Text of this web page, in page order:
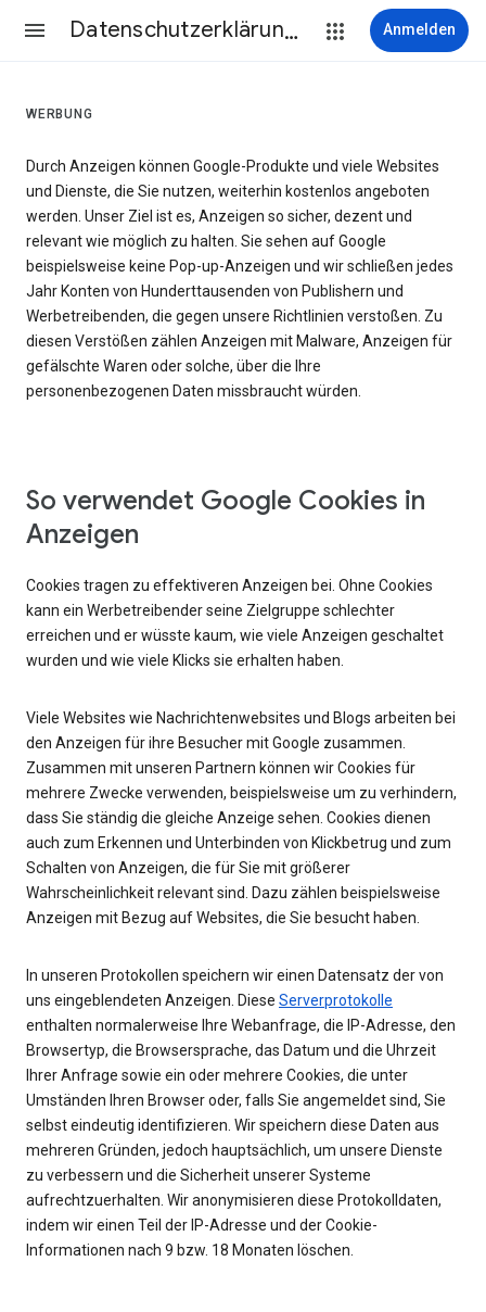
Datenschutzerklärung & Nutzungsbedingungen Anmelden
WERBUNG
Durch Anzeigen können Google-Produkte und viele Websites
und Dienste, die Sie nutzen, weiterhin kostenlos angeboten
werden. Unser Ziel ist es, Anzeigen so sicher, dezent und
relevant wie möglich zu halten. Sie sehen auf Google
beispielsweise keine Pop-up-Anzeigen und wir schließen jedes
Jahr Konten von Hunderttausenden von Publishern und
Werbetreibenden, die gegen unsere Richtlinien verstoßen. Zu
diesen Verstößen zählen Anzeigen mit Malware, Anzeigen für
gefälschte Waren oder solche, über die Ihre
personenbezogenen Daten missbraucht würden.
So verwendet Google Cookies in
Anzeigen
Cookies tragen zu effektiveren Anzeigen bei. Ohne Cookies
kann ein Werbetreibender seine Zielgruppe schlechter
erreichen und er wüsste kaum, wie viele Anzeigen geschaltet
wurden und wie viele Klicks sie erhalten haben.
Viele Websites wie Nachrichtenwebsites und Blogs arbeiten bei
den Anzeigen für ihre Besucher mit Google zusammen.
Zusammen mit unseren Partnern können wir Cookies für
mehrere Zwecke verwenden, beispielsweise um zu verhindern,
dass Sie ständig die gleiche Anzeige sehen. Cookies dienen
auch zum Erkennen und Unterbinden von Klickbetrug und zum
Schalten von Anzeigen, die für Sie mit größerer
Wahrscheinlichkeit relevant sind. Dazu zählen beispielsweise
Anzeigen mit Bezug auf Websites, die Sie besucht haben.
In unseren Protokollen speichern wir einen Datensatz der von
uns eingeblendeten Anzeigen. Diese Serverprotokolle
enthalten normalerweise Ihre Webanfrage, die IP-Adresse, den
Browsertyp, die Browsersprache, das Datum und die Uhrzeit
Ihrer Anfrage sowie ein oder mehrere Cookies, die unter
Umständen Ihren Browser oder, falls Sie angemeldet sind, Sie
selbst eindeutig identifizieren. Wir speichern diese Daten aus
mehreren Gründen, jedoch hauptsächlich, um unsere Dienste
zu verbessern und die Sicherheit unserer Systeme
aufrechtzuerhalten. Wir anonymisieren diese Protokolldaten,
indem wir einen Teil der IP-Adresse und der Cookie-
Informationen nach 9 bzw. 18 Monaten löschen.